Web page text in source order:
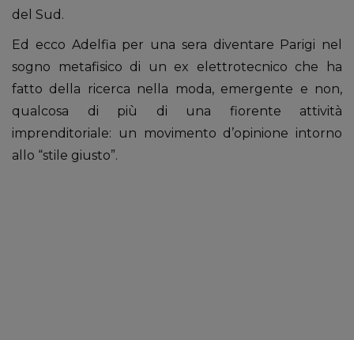
del Sud.
Ed ecco Adelfia per una sera diventare Parigi nel
sogno metafisico di un ex elettrotecnico che ha
fatto della ricerca nella moda, emergente e non,
qualcosa di più di una fiorente attività
imprenditoriale: un movimento d’opinione intorno
allo “stile giusto”.